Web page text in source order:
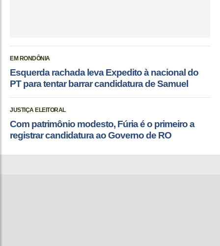
EM RONDÔNIA
Esquerda rachada leva Expedito à nacional do
PT para tentar barrar candidatura de Samuel
JUSTIÇA ELEITORAL
Com patrimônio modesto, Fúria é o primeiro a
registrar candidatura ao Governo de RO